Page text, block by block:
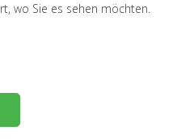
wo Sie es sehen möchten.